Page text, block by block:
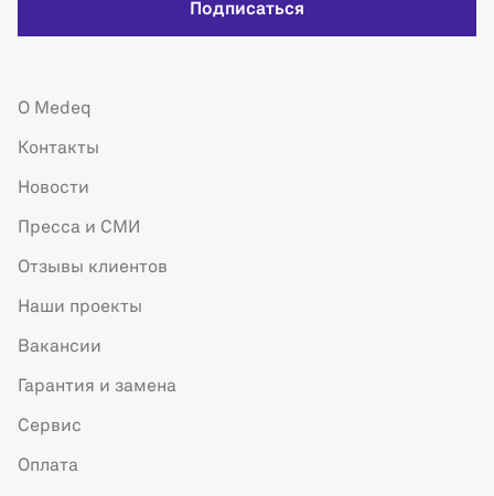
Подписаться
О Medeq
Контакты
Новости
Пресса и СМИ
Отзывы клиентов
Наши проекты
Вакансии
Гарантия и замена
Сервис
Оплата